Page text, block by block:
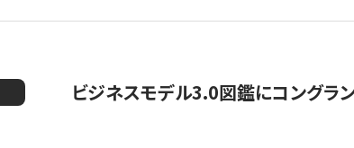
ビジネスモデル3.0図鑑にコングラ